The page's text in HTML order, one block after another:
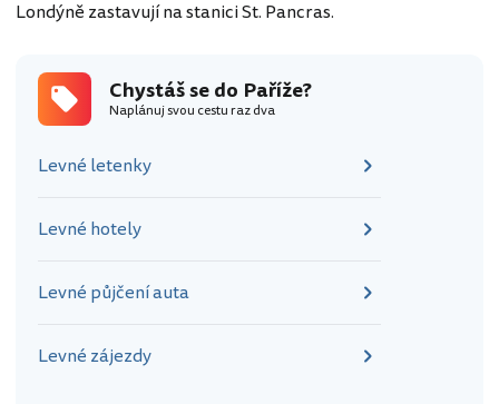
Londýně zastavují na stanici St. Pancras.
Chystáš se do Paříže?
Naplánuj svou cestu raz dva
Levné letenky
Levné hotely
Levné půjčení auta
Levné zájezdy